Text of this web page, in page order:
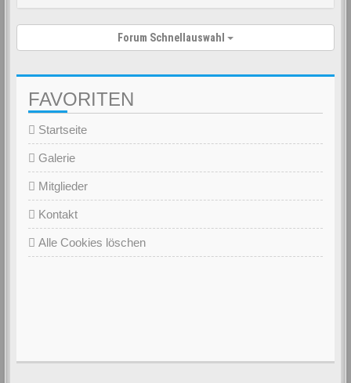
Forum Schnellauswahl
FAVORITEN
Startseite
Galerie
Mitglieder
Kontakt
Alle Cookies löschen